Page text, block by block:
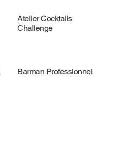
Atelier Cocktails
Challenge
Barman Professionnel